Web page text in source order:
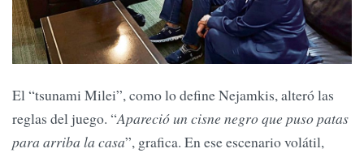
El “tsunami Milei”, como lo define Nejamkis, alteró las
reglas del juego. “Apareció un cisne negro que puso patas
para arriba la casa”, grafica. En ese escenario volátil,